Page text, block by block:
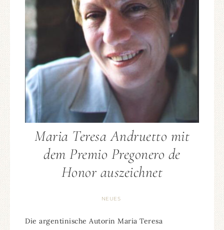
Maria Teresa Andruetto mit
dem Premio Pregonero de
Honor auszeichnet
NEUES
Die argentinische Autorin Maria Teresa